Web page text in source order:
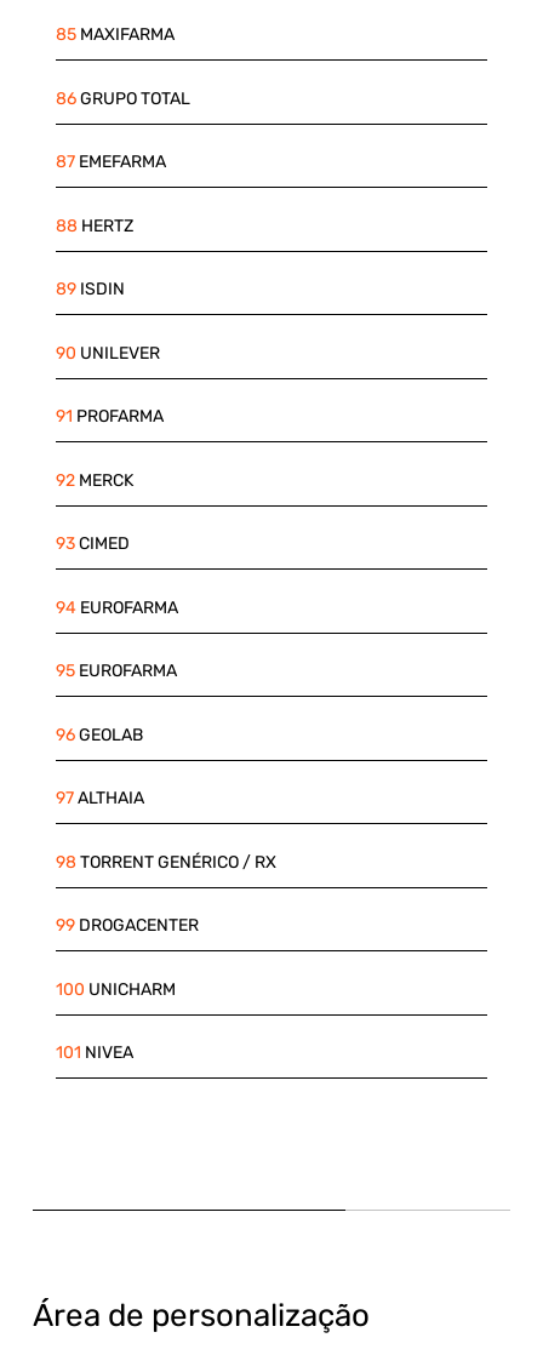
Área de personalização
85MAXIFARMA
86GRUPO TOTAL
87EMEFARMA
88 HERTZ
89ISDIN
90 UNILEVER
91 PROFARMA
92MERCK
93CIMED
94EUROFARMA
95EUROFARMA
96GEOLAB
97ALTHAIA
98 TORRENT GENÉRICO / RX
99DROGACENTER
100 UNICHARM
101 NIVEA